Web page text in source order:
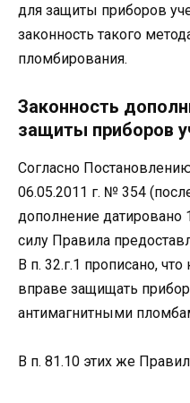
для защиты приборов
законность такого
пломбирования.
Законность
защиты приборов
Согласно
06.05.2011 г. № 354
дополнение датировано
силу Правила
В п. 32.г.1 прописано,
вправе защищать
антимагнитными
В п. 81.10 этих же Правил